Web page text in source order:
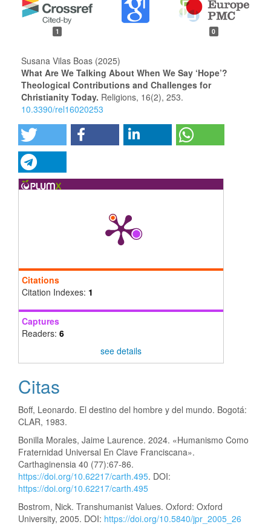
1 0
Susana Vilas Boas (2025)
What Are We Talking About When We Say ‘Hope’?
Theological Contributions and Challenges for
Christianity Today. Religions, 16(2), 253.
10.3390/rel16020253
Citations
Citation Indexes: 1
Captures
Readers: 6
see details
Citas
Boff, Leonardo. El destino del hombre y del mundo. Bogotá:
CLAR, 1983.
Bonilla Morales, Jaime Laurence. 2024. «Humanismo Como
Fraternidad Universal En Clave Franciscana».
Carthaginensia 40 (77):67-86.
https://doi.org/10.62217/carth.495. DOI:
https://doi.org/10.62217/carth.495
Bostrom, Nick. Transhumanist Values. Oxford: Oxford
University, 2005. DOI: https://doi.org/10.5840/jpr_2005_26